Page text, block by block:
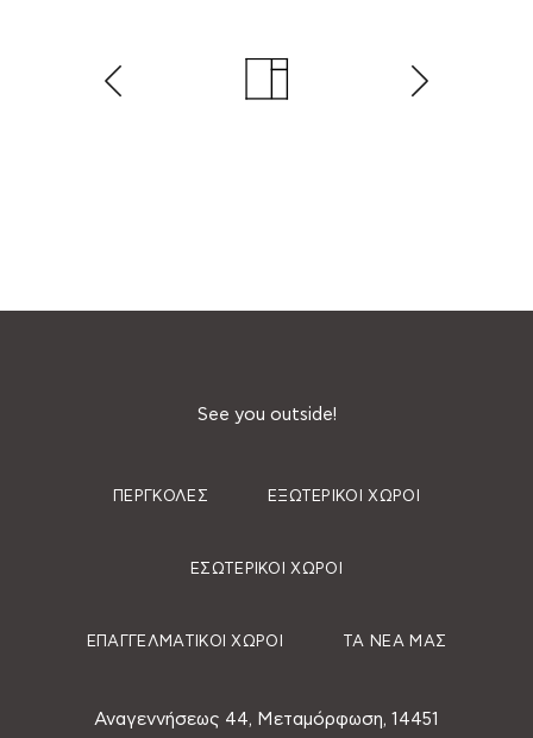
See you outside!
ΠΈΡΓΚΟΛΕΣ ΕΞΩΤΕΡΙΚΟΊ ΧΏΡΟΙ
ΕΣΩΤΕΡΙΚΟΊ ΧΏΡΟΙ
ΕΠΑΓΓΕΛΜΑΤΙΚΟΊ ΧΏΡΟΙ ΤΑ ΝΈΑ ΜΑΣ
Αναγεννήσεως 44, Μεταμόρφωση, 14451